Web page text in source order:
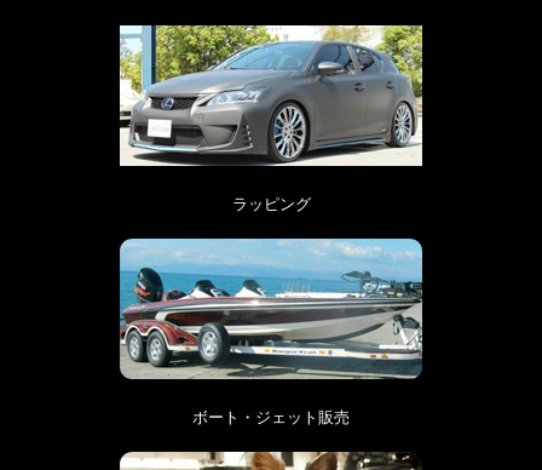
ラッピング
ボート・ジェット販売